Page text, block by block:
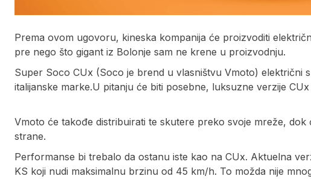
Prema ovom ugovoru, kineska kompanija će proizvoditi
pre nego što gigant iz Bolonje sam ne krene u proizvodnju.
Super Soco CUx (Soco je brend u vlasništvu Vmoto) električni
italijanske marke.U pitanju će biti posebne, luksuzne verzije
Vmoto će takođe distribuirati te skutere preko svoje mreže,
strane.
Performanse bi trebalo da ostanu iste kao na CUx. Aktuelna
KS koji nudi maksimalnu brzinu od 45 km/h. To možda nije